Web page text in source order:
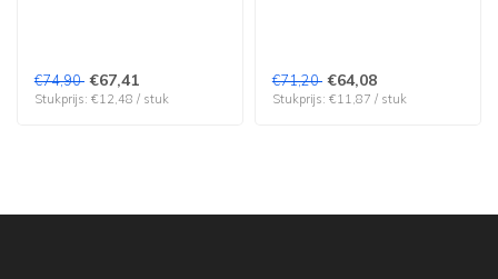
€74,90 €67,41
Stukprijs: €12,48 / stuk
€71,20 €64,08
Stukprijs: €11,87 / stuk